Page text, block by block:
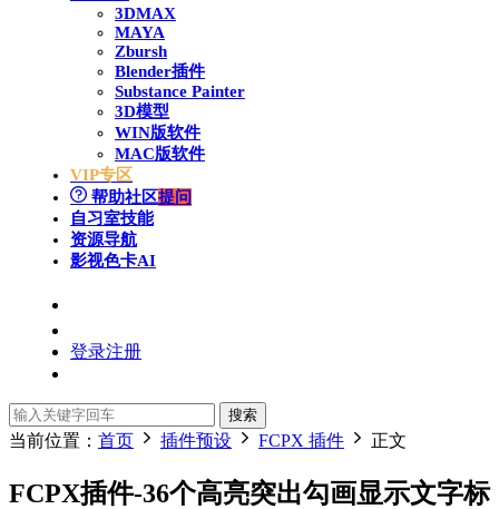
3DMAX
MAYA
Zbursh
Blender插件
Substance Painter
3D模型
WIN版软件
MAC版软件
VIP专区
帮助社区提问
自习室技能
资源导航
影视色卡AI
登录注册
搜索
当前位置： 首页 插件预设 FCPX 插件 正文
FCPX插件-36个高亮突出勾画显示文字标